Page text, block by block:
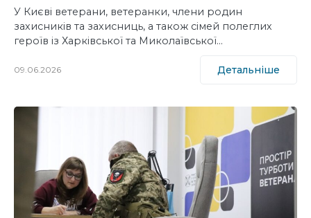
У Києві ветерани, ветеранки, члени родин
захисників та захисниць, а також сімей полеглих
героїв із Харківської та Миколаївської…
09.06.2026 Детальніше